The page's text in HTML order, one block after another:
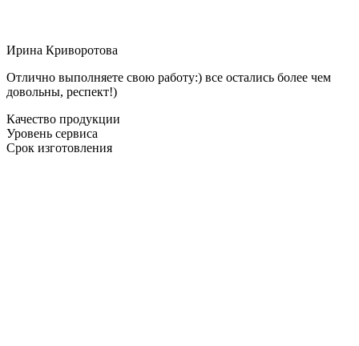
Ирина Криворотова
Отлично выполняете свою работу:) все остались более чем
довольны, респект!)
Качество продукции
Уровень сервиса
Срок изготовления